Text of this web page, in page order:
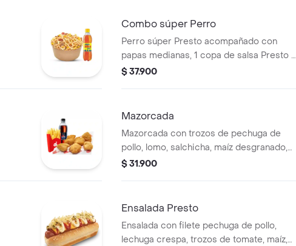
Combo súper Perro
Perro súper Presto acompañado con
papas medianas, 1 copa de salsa Presto y
bebida de 400 ml
$ 37.900
Mazorcada
Mazorcada con trozos de pechuga de
pollo, lomo, salchicha, maíz desgranado,
queso mozzarella, papa francesa y papa
$ 31.900
Ensalada Presto
Ensalada con filete pechuga de pollo,
lechuga crespa, trozos de tomate, maíz,